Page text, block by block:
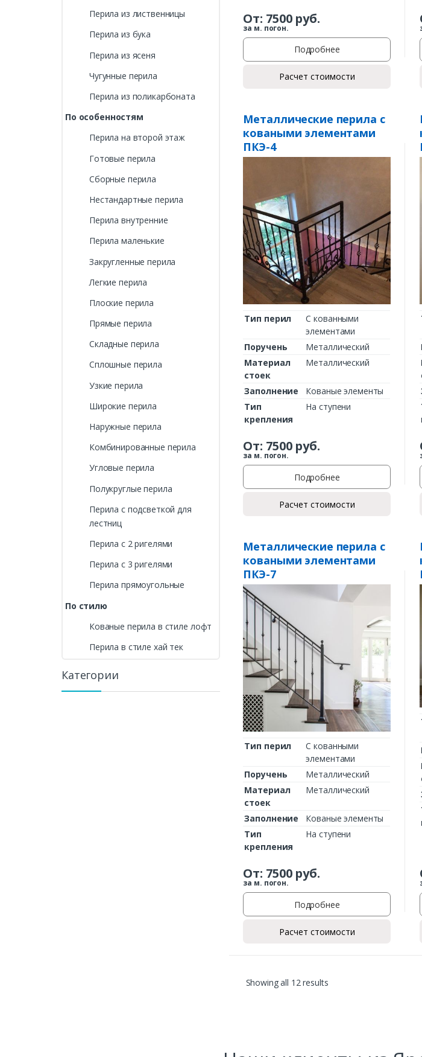
Ваше имя*
Комментарий к заказу
От: 7500руб.
за м. погон.
Подробнее
Расчет стоимости
Металлические перила с
коваными элементами
ПКЭ-4
Тип перил
С кованными
элементами
Поручень
Металлический
Материал
стоек
Металлический
Заполнение
Кованые элементы
Тип
крепления
На ступени
От: 7500руб.
за м. погон.
Подробнее
Расчет стоимости
Металлические перила с
коваными элементами
ПКЭ-7
Тип перил
С кованными
элементами
Поручень
Металлический
Материал
стоек
Металлический
Заполнение
Кованые элементы
Тип
крепления
На ступени
От: 7500руб.
за м. погон.
Подробнее
Расчет стоимости
Showing all 12 results
Перила из лиственницы
Перила из бука
Перила из ясеня
Чугунные перила
Перила из поликарбоната
По особенностям
Перила на второй этаж
Готовые перила
Сборные перила
Нестандартные перила
Перила внутренние
Перила маленькие
Закругленные перила
Легкие перила
Плоские перила
Прямые перила
Складные перила
Сплошные перила
Узкие перила
Широкие перила
Наружные перила
Комбинированные перила
Угловые перила
Полукруглые перила
Перила с подсветкой для
лестниц
Перила с 2 ригелями
Перила с 3 ригелями
Перила прямоугольные
По стилю
Кованые перила в стиле лофт
Перила в стиле хай тек
Категории